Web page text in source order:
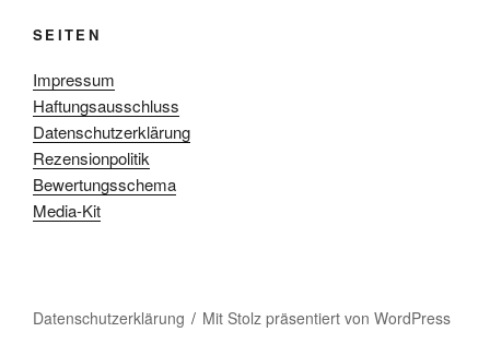
SEITEN
Impressum
Haftungsausschluss
Datenschutzerklärung
Rezensionpolitik
Bewertungsschema
Media-Kit
Datenschutzerklärung Mit Stolz präsentiert von WordPress